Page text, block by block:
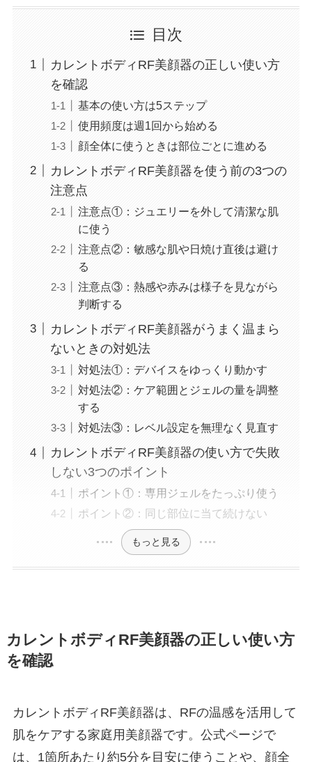
目次
カレントボディRF美顔器の正しい使い方
を確認
基本の使い方は5ステップ
使用頻度は週1回から始める
顔全体に使うときは部位ごとに進める
カレントボディRF美顔器を使う前の3つの
注意点
注意点①：ジュエリーを外して清潔な肌
に使う
注意点②：敏感な肌や日焼け直後は避け
る
注意点③：熱感や赤みは様子を見ながら
判断する
カレントボディRF美顔器がうまく温まら
ないときの対処法
対処法①：デバイスをゆっくり動かす
対処法②：ケア範囲とジェルの量を調整
する
対処法③：レベル設定を無理なく見直す
カレントボディRF美顔器の使い方で失敗
しない3つのポイント
ポイント①：専用ジェルをたっぷり使う
ポイント②：同じ部位に当て続けない
もっと見る
カレントボディRF美顔器の正しい使い方
を確認
カレントボディRF美顔器は、RFの温感を活用して
肌をケアする家庭用美顔器です。公式ページで
は、1箇所あたり約5分を目安に使うことや、顔全